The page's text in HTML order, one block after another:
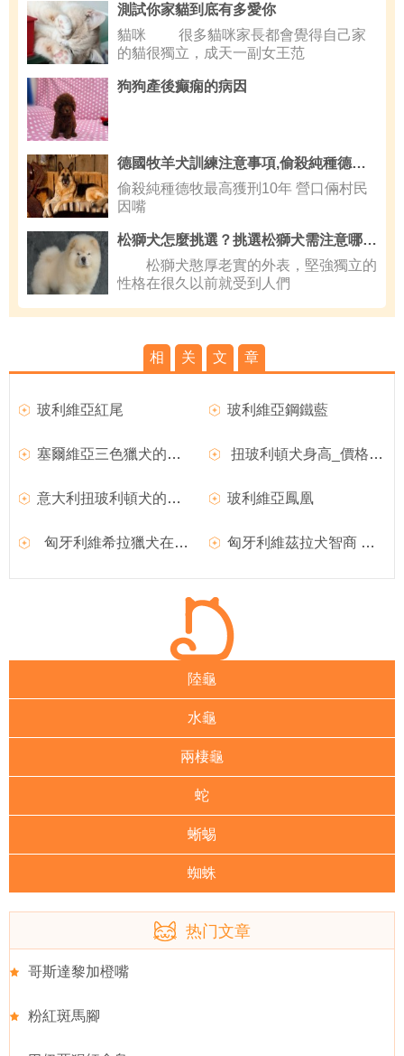
測試你家貓到底有多愛你
貓咪 很多貓咪家長都會覺得自己家
的貓很獨立，成天一副女王范
狗狗產後癫痫的病因
德國牧羊犬訓練注意事項,偷殺純種德牧最高獲刑10年
偷殺純種德牧最高獲刑10年 營口倆村民
因嘴
松獅犬怎麼挑選？挑選松獅犬需注意哪些事項？
松獅犬憨厚老實的外表，堅強獨立的
性格在很久以前就受到人們
相 关 文 章
玻利維亞紅尾 玻利維亞鋼鐵藍
塞爾維亞三色獵犬的標准特征和喂食方法 扭玻利頓犬身高_價格_圖片
意大利扭玻利頓犬的缺點及外形特征_訓練_價格 玻利維亞鳳凰
匈牙利維希拉獵犬在全球最大狗展奪冠 匈牙利維茲拉犬智商 智商排行榜第二十五位
陸龜
水龜
兩棲龜
蛇
蜥蜴
蜘蛛
热门文章
哥斯達黎加橙嘴
粉紅斑馬腳